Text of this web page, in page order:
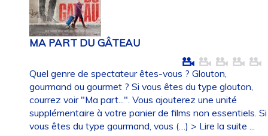
MA PART DU GÂTEAU
Quel genre de spectateur êtes-vous ? Glouton,
gourmand ou gourmet ? Si vous êtes du type glouton,
courrez voir "Ma part...". Vous ajouterez une unité
supplémentaire à votre panier de films non essentiels. Si
vous êtes du type gourmand, vous (…) > Lire la suite ...